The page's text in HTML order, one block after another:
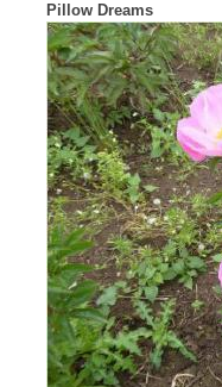
Pillow Dreams